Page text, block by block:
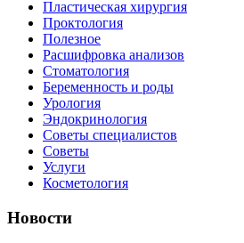
Пластическая хирургия
Проктология
Полезное
Расшифровка анализов
Стоматология
Беременность и роды
Урология
Эндокринология
Советы специалистов
Советы
Услуги
Косметология
Новости